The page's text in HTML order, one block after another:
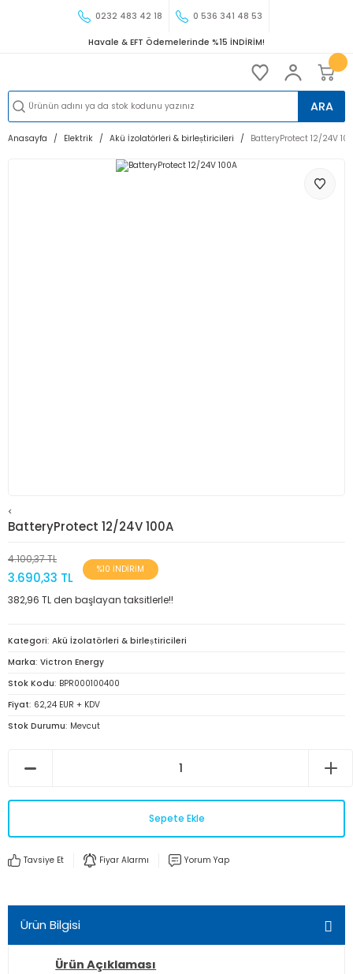
0232 483 42 18 0 536 341 48 53
Havale & EFT Ödemelerinde %15 İNDİRİM!
ARA
Anasayfa Elektrik Akü İzolatörleri & birleṣtiricileri BatteryProtect 12/24V
<
BatteryProtect 12/24V 100A
4.100,37 TL
3.690,33 TL
%10 İNDİRİM
382,96 TL den başlayan taksitlerle!!
Kategori Akü İzolatörleri & birleṣtiricileri
Marka Victron Energy
Stok Kodu BPR000100400
Fiyat 62,24 EUR + KDV
Stok Durumu Mevcut
Sepete Ekle
Tavsiye Et Fiyar Alarmı Yorum Yap
Ürün Bilgisi
Ürün Açıklaması